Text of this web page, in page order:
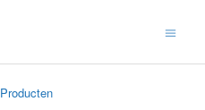
Producten